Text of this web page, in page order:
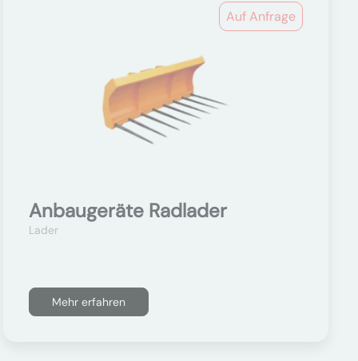
Auf Anfrage
Anbaugeräte Radlader
Lader
Mehr erfahren